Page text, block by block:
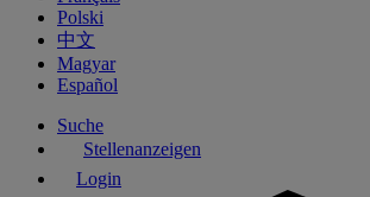
Polski
中文
Magyar
Español
Suche
Stellenanzeigen
Login